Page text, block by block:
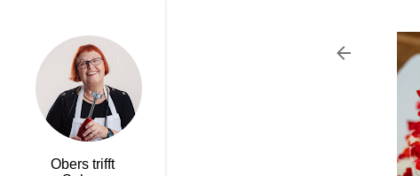
Obers trifft